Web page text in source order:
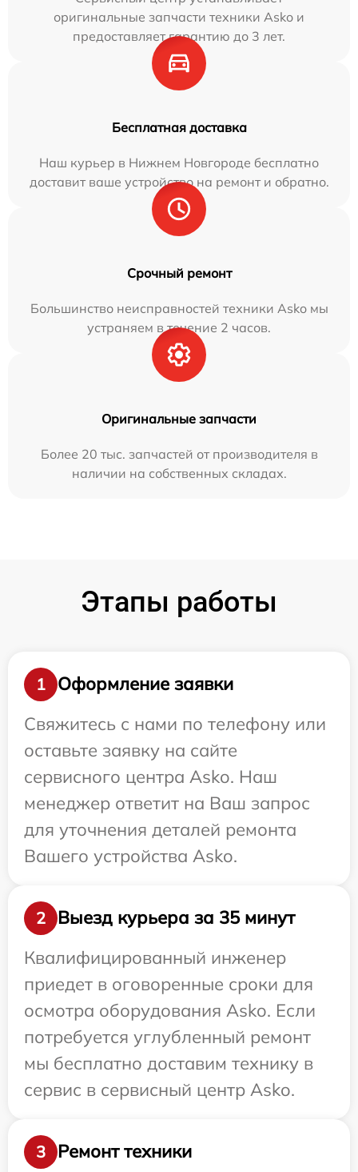
оригинальные запчасти техники Asko и
предоставляет гарантию до 3 лет.
Бесплатная доставка
Наш курьер в Нижнем Новгороде бесплатно
доставит ваше устройство на ремонт и обратно.
Срочный ремонт
Большинство неисправностей техники Asko мы
устраняем в течение 2 часов.
Оригинальные запчасти
Более 20 тыс. запчастей от производителя в
наличии на собственных складах.
Этапы работы
1
Оформление заявки
Свяжитесь с нами по телефону или
оставьте заявку на сайте
сервисного центра Asko. Наш
менеджер ответит на Ваш запрос
для уточнения деталей ремонта
Вашего устройства Asko.
2
Выезд курьера за 35 минут
Квалифицированный инженер
приедет в оговоренные сроки для
осмотра оборудования Asko. Если
потребуется углубленный ремонт
мы бесплатно доставим технику в
сервис в сервисный центр Asko.
3 Ремонт техники